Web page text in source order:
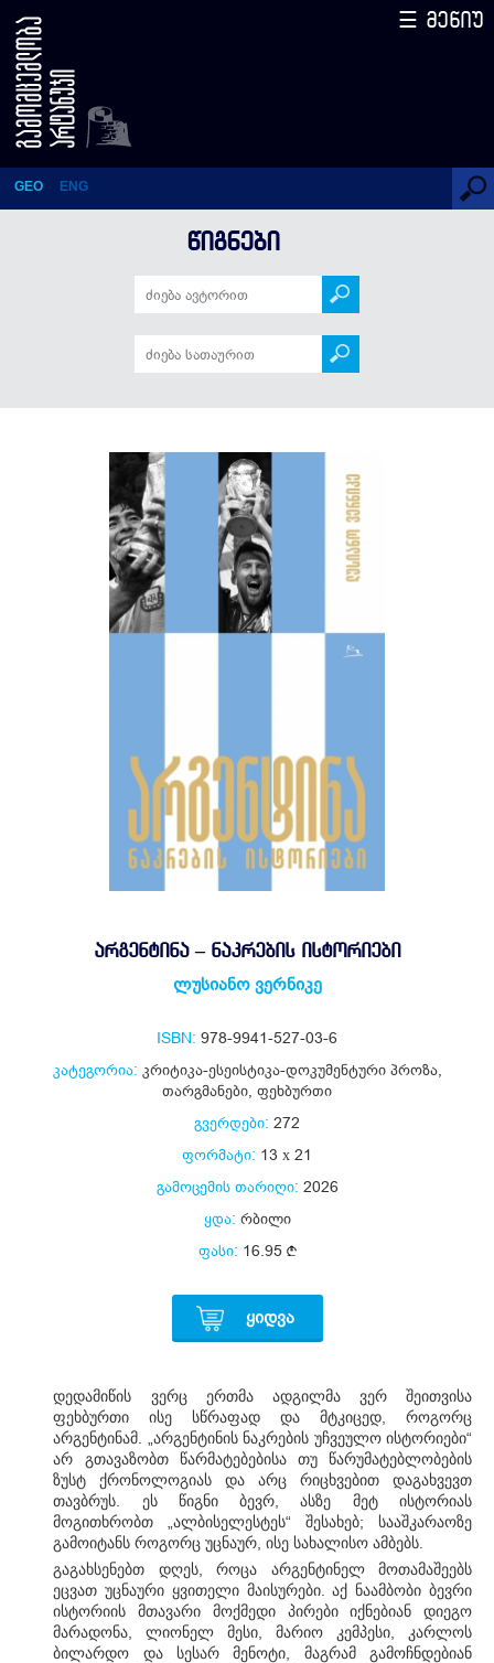
არგენტინა – ნაკრების
ისტორიები
GEO ENG
☰ მენიუ
ᲬᲘᲒᲜᲔᲑᲘ
ᲐᲠᲒᲔᲜᲢᲘᲜᲐ – ᲜᲐᲙᲠᲔᲑᲘᲡ ᲘᲡᲢᲝᲠᲘᲔᲑᲘ
ლუსიანო ვერნიკე
ISBN: 978-9941-527-03-6
კატეგორია: კრიტიკა-ესეისტიკა-დოკუმენტური პროზა,
თარგმანები ფეხბურთი
გვერდები: 272
ფორმატი: 13 х 21
გამოცემის თარიღი: 2026
ყდა: რბილი
ფასი: 16.95
ᲧᲘᲓᲕᲐ
დედამიწის ვერც ერთმა ადგილმა ვერ შეითვისა
ფეხბურთი ისე სწრაფად და მტკიცედ, როგორც
არგენტინამ. „არგენტინის ნაკრების უჩვეულო ისტორიები“
არ გთავაზობთ წარმატებებისა თუ წარუმატებლობების
ზუსტ ქრონოლოგიას და არც რიცხვებით დაგახვევთ
თავბრუს. ეს წიგნი ბევრ, ასზე მეტ ისტორიას
მოგითხრობთ „ალბისელესტეს“ შესახებ; სააშკარაოზე
გამოიტანს როგორც უცნაურ, ისე სახალისო ამბებს.
გაგახსენებთ დღეს, როცა არგენტინელ მოთამაშეებს
ეცვათ უცნაური ყვითელი მაისურები. აქ ნაამბობი ბევრი
ისტორიის მთავარი მოქმედი პირები იქნებიან დიეგო
მარადონა, ლიონელ მესი, მარიო კემპესი, კარლოს
ბილარდო და სესარ მენოტი, მაგრამ გამოჩნდებიან